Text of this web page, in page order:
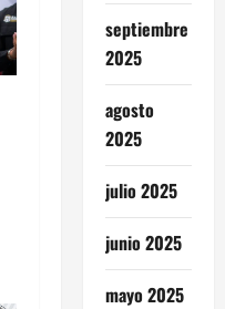
septiembre
2025
agosto
2025
julio 2025
junio 2025
mayo 2025